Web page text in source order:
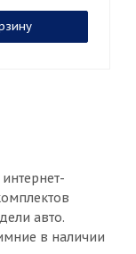
авто.
в наличии